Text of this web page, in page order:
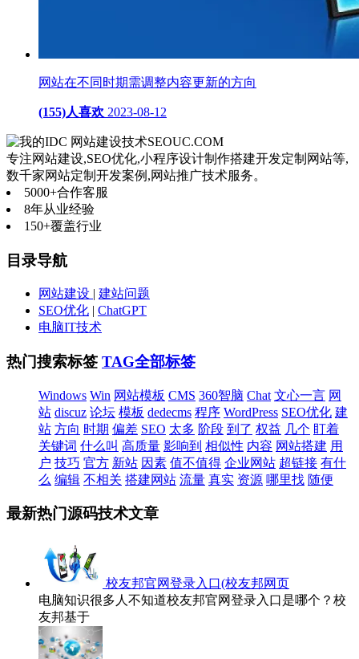
网站在不同时期需调整内容更新的方向
(155)人喜欢 2023-08-12
网站建设技术SEOUC.COM
专注网站建设,SEO优化,小程序设计制作搭建开发定制网站等,
数千家网站定制开发案例,网站推广技术服务。
5000+合作客服
8年从业经验
150+覆盖行业
目录导航
网站建设 | 建站问题
SEO优化 | ChatGPT
电脑IT技术
热门搜索标签 TAG全部标签
Windows Win 网站模板 CMS 360智脑 Chat 文心一言 网
站 discuz 论坛 模板 dedecms 程序 WordPress SEO优化 建
站 方向 时期 偏差 SEO 太多 阶段 到了 权益 几个 盯着
关键词 什么叫 高质量 影响到 相似性 内容 网站搭建 用
户 技巧 官方 新站 因素 值不值得 企业网站 超链接 有什
么 编辑 不相关 搭建网站 流量 真实 资源 哪里找 随便
最新热门源码技术文章
校友邦官网登录入口(校友邦网页
电脑知识很多人不知道校友邦官网登录入口是哪个？校
友邦基于